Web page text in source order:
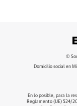
©
Domicilio social en
En lo posible, para la
Reglamento (UE) 524/